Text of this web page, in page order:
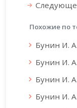
Похожие по
Бунин И.
Бунин И.
Бунин И.
Бунин И.